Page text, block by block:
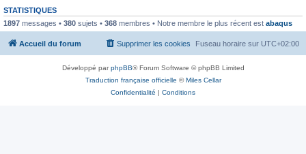
STATISTIQUES
1897 messages • 380 sujets • 368 membres • Notre membre le plus récent est abaqus
Accueil du forum Fuseau horaire sur UTC+02:00
Supprimer les cookies
Développé parphpBB® Forum Software © phpBB Limited
Traduction française officielle ©Miles Cellar
Confidentialité | Conditions